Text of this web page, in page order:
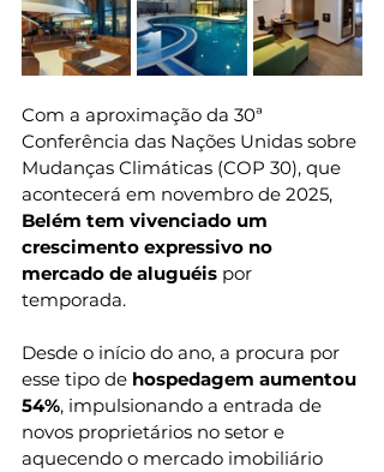
Com a aproximação da 30ª
Conferência das Nações Unidas sobre
Mudanças Climáticas (COP 30), que
acontecerá em novembro de 2025,
Belém tem vivenciado um
crescimento expressivo no
mercado de aluguéis por
temporada.
Desde o início do ano, a procura por
esse tipo de hospedagem aumentou
54%, impulsionando a entrada de
novos proprietários no setor e
aquecendo o mercado imobiliário